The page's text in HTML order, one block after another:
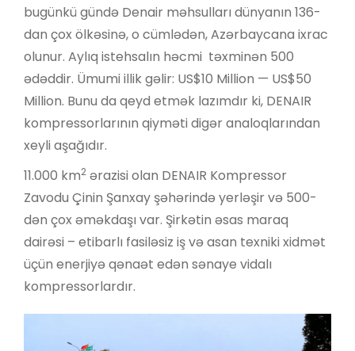
bugünkü gündə Denair məhsulları dünyanın 136-
dan çox ölkəsinə, o cümlədən, Azərbaycana ixrac
olunur. Aylıq istehsalın həcmi təxminən 500
ədəddir. Ümumi illik gəlir: US$10 Million — US$50
Million. Bunu da qeyd etmək lazımdır ki, DENAIR
kompressorlarının qiyməti digər analoqlarından
xeyli aşağıdır.
11.000 km2 ərazisi olan DENAIR Kompressor
Zavodu Çinin Şanxay şəhərində yerləşir və 500-
dən çox əməkdaşı var. Şirkətin əsas maraq
dairəsi – etibarlı fasiləsiz iş və asan texniki xidmət
üçün enerjiyə qənaət edən sənaye vidalı
kompressorlardır.